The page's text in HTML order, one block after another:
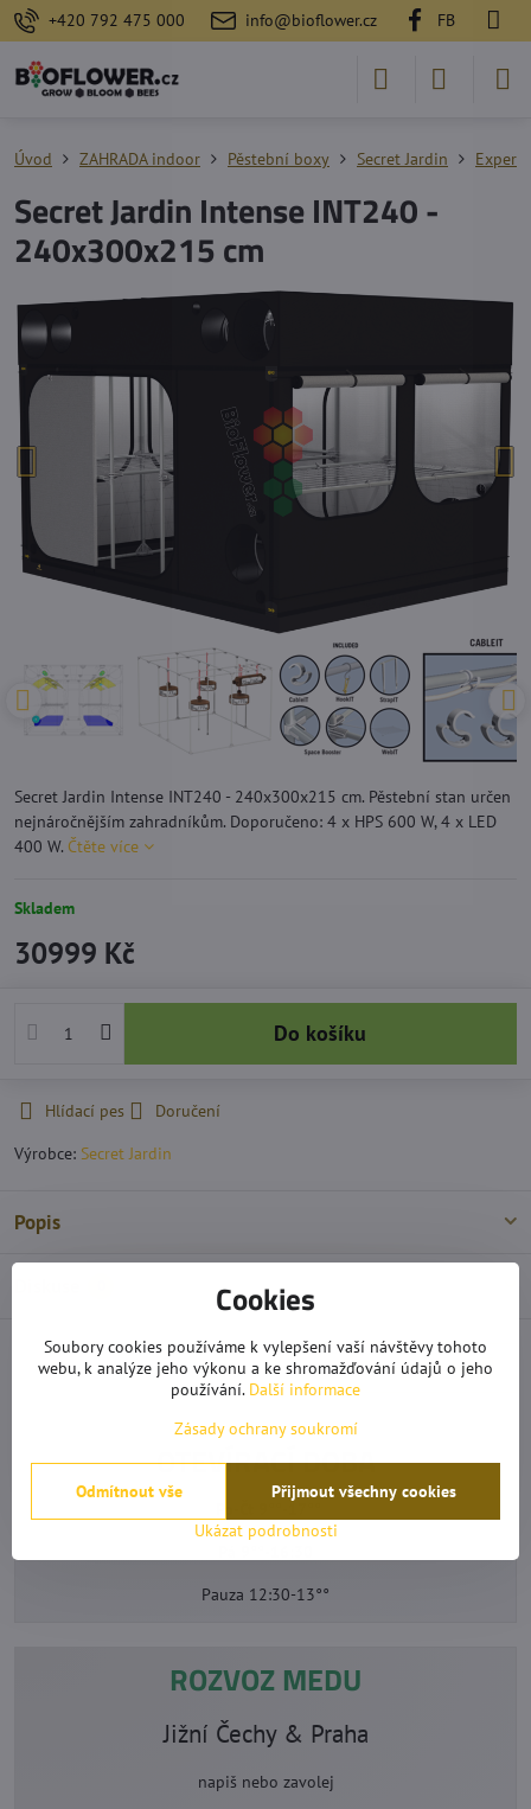
+420 792 475 000 info@bioflower.cz FB
Úvod ZAHRADA indoor Pěstební boxy Secret Jardin Expert
Secret Jardin Intense INT240 -
240x300x215 cm
Secret Jardin Intense INT240 - 240x300x215 cm. Pěstební stan určen
nejnáročnějším zahradníkům. Doporučeno: 4 x HPS 600 W, 4 x LED
400 W. Čtěte více
Skladem
30999 Kč
Do košíku
Hlídací pes
Doručení
Výrobce: Secret Jardin
Popis
Následující produkt
OTEVÍRACÍ DOBA
Pauza 12:30-13°°
ROZVOZ MEDU
Jižní Čechy & Praha
napiš nebo zavolej
Cookies
Soubory cookies používáme k vylepšení vaší návštěvy tohoto
webu, k analýze jeho výkonu a ke shromažďování údajů o jeho
používání. Další informace
Zásady ochrany soukromí
Ukázat podrobnosti
Přijmout všechny cookies
Odmítnout vše